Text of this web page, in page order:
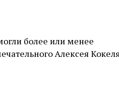
более или менее
Алексея